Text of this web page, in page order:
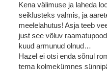
Kena välimuse ja laheda
seiklusteks valmis, ja
meelelahutus! Asja teeb
just see võluv
kuud armunud olnud…
Hazel ei otsi enda sõnul
tema kolmekümnes